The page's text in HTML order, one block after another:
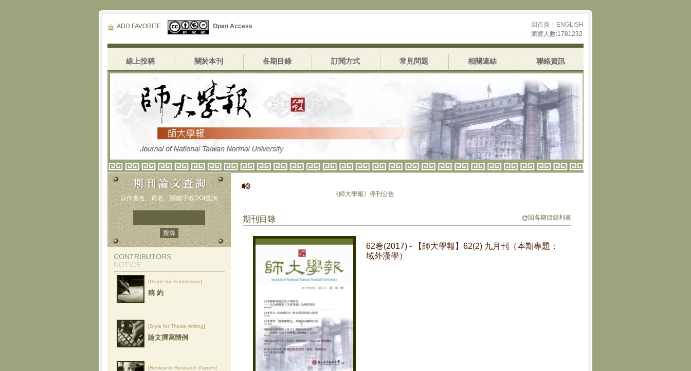
ADD FAVORITE Open Access 回首頁
ENGLISH
瀏覽人數:1781232
線上投稿 關於本刊 各期目錄 訂閱方式 常見問題 相關連結 聯絡資訊
以作者名、篇名、關鍵字或DOI查詢
CONTRIBUTORS
NOTICE
[Guide for Submission]
稿 約
[Style for Thesis Writing]
論文撰寫體例
[Review of Research Papers]
《師大學報》停刊公告
期刊目錄 回各期目錄列表
62卷(2017) - 【師大學報】62(2) 九月刊（本期專題：
域外漢學）